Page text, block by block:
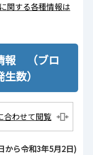
関する各種情報は
報 （ブロ
数）
合わせて閲覧
ら令和3年5月2日)